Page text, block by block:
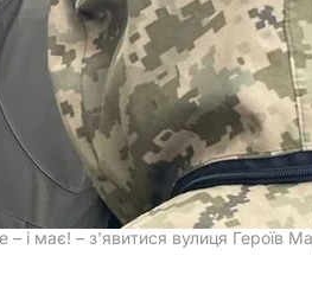
і має! – з'явитися вулиця Героїв